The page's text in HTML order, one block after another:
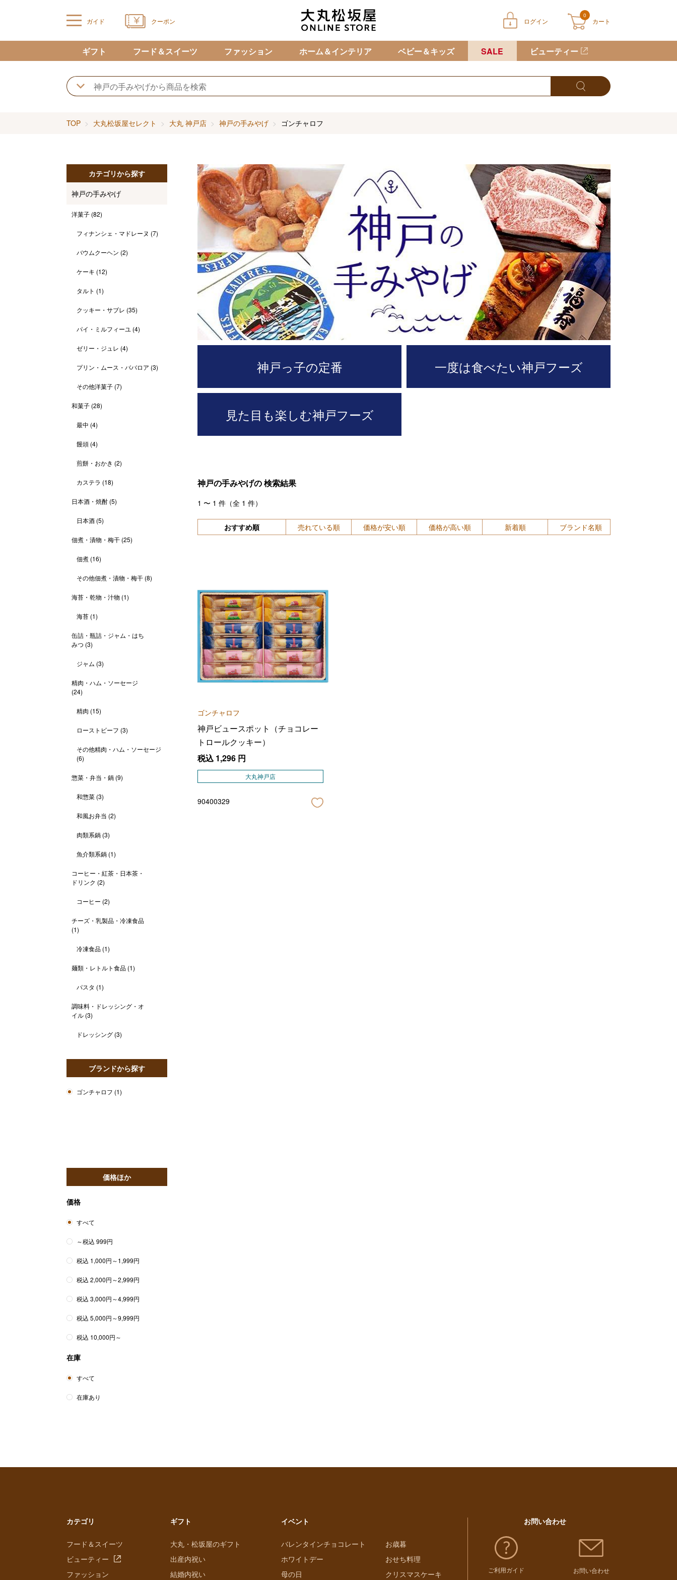
ガイド クーポン ログイン
0
カート
カートに商品が入っていません
ギフト フード＆スイーツ ファッション ホーム＆インテリア ベビー＆キッズ SALE ビューティー
TOP 大丸松坂屋セレクト 大丸 神戸店 神戸の手みやげ ゴンチャロフ
神戸っ子の定番 一度は食べたい神戸フーズ
見た目も楽しむ神戸フーズ
神戸の手みやげの検索結果
1 〜 1 件（全 1 件）
おすすめ順 売れている順 価格が安い順 価格が高い順 新着順 ブランド名順
ゴンチャロフ
神戸ビュースポット（チョコレー
トロールクッキー）
税込 1,296 円
大丸神戸店
90400329
カテゴリから探す
神戸の手みやげ
洋菓子 (82)
フィナンシェ・マドレーヌ (7)
バウムクーヘン (2)
ケーキ (12)
タルト (1)
クッキー・サブレ (35)
パイ・ミルフィーユ (4)
ゼリー・ジュレ (4)
プリン・ムース・ババロア (3)
その他洋菓子 (7)
和菓子 (28)
最中 (4)
饅頭 (4)
煎餅・おかき (2)
カステラ (18)
日本酒・焼酎 (5)
日本酒 (5)
佃煮・漬物・梅干 (25)
佃煮 (16)
その他佃煮・漬物・梅干 (8)
海苔・乾物・汁物 (1)
海苔 (1)
缶詰・瓶詰・ジャム・はち
みつ (3)
ジャム (3)
精肉・ハム・ソーセージ
(24)
精肉 (15)
ローストビーフ (3)
その他精肉・ハム・ソーセージ
(6)
惣菜・弁当・鍋 (9)
和惣菜 (3)
和風お弁当 (2)
肉類系鍋 (3)
魚介類系鍋 (1)
コーヒー・紅茶・日本茶・
ドリンク (2)
コーヒー (2)
チーズ・乳製品・冷凍食品
(1)
冷凍食品 (1)
麺類・レトルト食品 (1)
パスタ (1)
調味料・ドレッシング・オ
イル (3)
ドレッシング (3)
ブランドから探す
ゴンチャロフ (1)
価格ほか
価格
すべて
～税込 999円
税込 1,000円～1,999円
税込 2,000円～2,999円
税込 3,000円～4,999円
税込 5,000円～9,999円
税込 10,000円～
在庫
すべて
在庫あり
カテゴリ
フード＆スイーツ
ビューティー
ファッション
ギフト
大丸・松坂屋のギフト
出産内祝い
結婚内祝い
イベント
バレンタインチョコレート
ホワイトデー
母の日
お歳暮
おせち料理
クリスマスケーキ
お問い合わせ
ご利用ガイド お問い合わせ